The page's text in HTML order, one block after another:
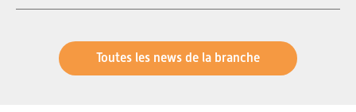
Toutes les news de la branche